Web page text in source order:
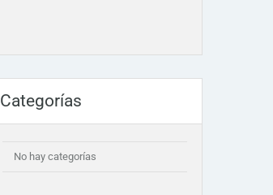
Categorías
No hay categorías